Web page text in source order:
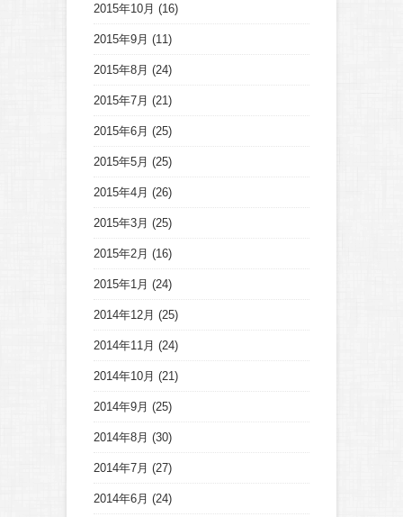
2015年10月 (16)
2015年9月 (11)
2015年8月 (24)
2015年7月 (21)
2015年6月 (25)
2015年5月 (25)
2015年4月 (26)
2015年3月 (25)
2015年2月 (16)
2015年1月 (24)
2014年12月 (25)
2014年11月 (24)
2014年10月 (21)
2014年9月 (25)
2014年8月 (30)
2014年7月 (27)
2014年6月 (24)